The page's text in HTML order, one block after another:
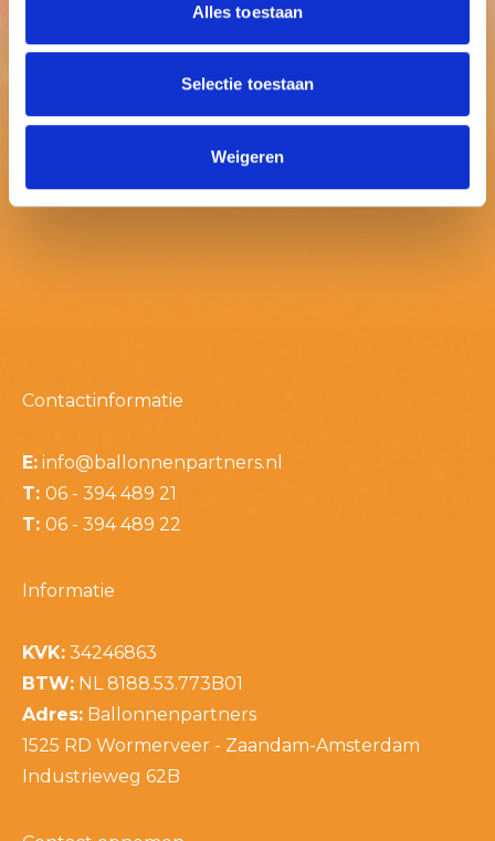
Alles toestaan
Selectie toestaan
Weigeren
Contactinformatie
E: info@ballonnenpartners.nl
T: 06 - 394 489 21
T: 06 - 394 489 22
Informatie
KVK: 34246863
BTW: NL 8188.53.773B01
Adres: Ballonnenpartners
1525 RD Wormerveer - Zaandam-Amsterdam
Industrieweg 62B